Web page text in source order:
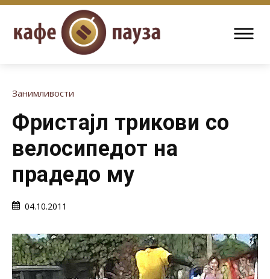
Занимливости
Фристајл трикови со
велосипедот на
прадедо му
04.10.2011